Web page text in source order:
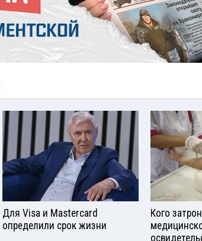
Для Visа и Mastercard
определили срок жизни
Кого